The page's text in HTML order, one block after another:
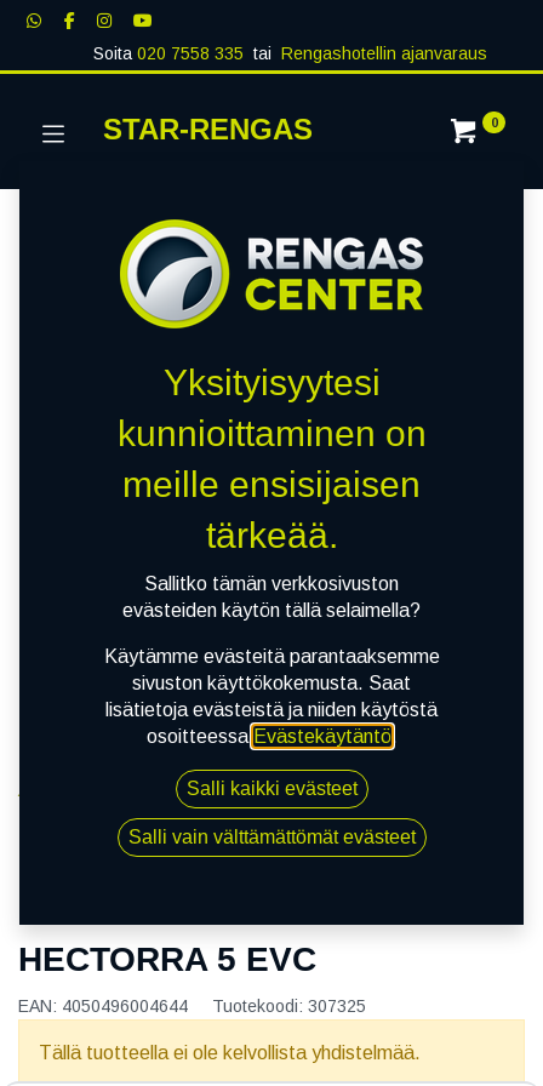
Soita020 7558 335 tai Rengashotellin ajanvaraus
STAR-RENGAS 0
165/60R15 77H MATADOR HECTORRA 5 EVC
HECTORRA 5 EVC
EAN: 4050496004644 Tuotekoodi: 307325
Tällä tuotteella ei ole kelvollista yhdistelmää.
Yksityisyytesi
kunnioittaminen on
meille ensisijaisen
tärkeää.
Sallitko tämän verkkosivuston
evästeiden käytön tällä selaimella?
Käytämme evästeitä parantaaksemme
sivuston käyttökokemusta. Saat
lisätietoja evästeistä ja niiden käytöstä
osoitteessa Evästekäytäntö.
Salli kaikki evästeet
Salli vain välttämättömät evästeet